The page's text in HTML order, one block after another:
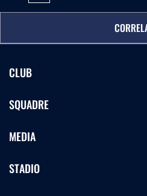
CLUB
SQUADRE
MEDIA
STADIO